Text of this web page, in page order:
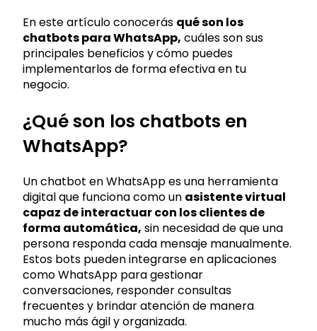
En este artículo conocerás qué son los
chatbots para WhatsApp, cuáles son sus
principales beneficios y cómo puedes
implementarlos de forma efectiva en tu
negocio.
¿Qué son los chatbots en
WhatsApp?
Un chatbot en WhatsApp es una herramienta
digital que funciona como un asistente virtual
capaz de interactuar con los clientes de
forma automática, sin necesidad de que una
persona responda cada mensaje manualmente.
Estos bots pueden integrarse en aplicaciones
como WhatsApp para gestionar
conversaciones, responder consultas
frecuentes y brindar atención de manera
mucho más ágil y organizada.